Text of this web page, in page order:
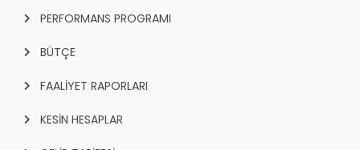
PERFORMANS PROGRAMI
BÜTÇE
FAALİYET RAPORLARI
KESİN HESAPLAR